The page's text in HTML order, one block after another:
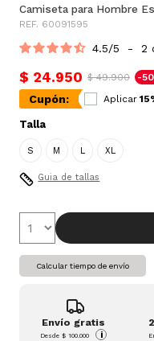
Camiseta para Hombre
REF. 60091595
4.5/5 - 2
$ 24.950 $ 49.900 -
Cupón: Aplicar
Talla
S M L XL
Guia de tallas
Calcular tiempo de envío
Envío gratis
Desde$ 100.000 i